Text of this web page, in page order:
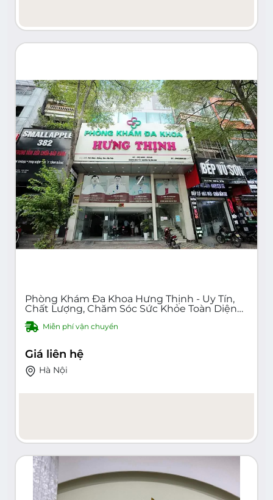
Phòng Khám Đa Khoa Hưng Thịnh - Uy Tín,
Chất Lượng, Chăm Sóc Sức Khỏe Toàn Diện
Tại Hà Nội - Khám Bệnh, Chẩn Đoán, Điều Trị
Hiệu Quả - Đội Ngũ Y Bác Sĩ Kinh Nghiệm,
Miễn phí vận chuyển
Giá liên hệ
Hà Nội